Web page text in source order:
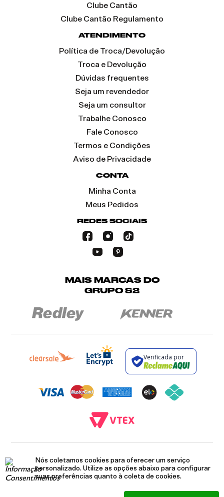
Nós coletamos cookies para oferecer um serviço
personalizado. Utilize as opções abaixo para configurar
suas preferências quanto à coleta de cookies.
Clube Cantão
Clube Cantão Regulamento
ATENDIMENTO
Política de Troca/Devolução
Troca e Devolução
Dúvidas frequentes
Seja um revendedor
Seja um consultor
Trabalhe Conosco
Fale Conosco
Termos e Condições
Aviso de Privacidade
CONTA
Minha Conta
Meus Pedidos
REDES SOCIAIS
MAIS MARCAS DO
GRUPO S2
Verificada por
12.093.445/0002-23
RUA JUMECY RODRIGUES GOMES, 331 - ANEXO 2 - CENTRO - PIRAÍ - RIO DE
JANEIRO. CEP.: 27.175-000
Termos e Condições